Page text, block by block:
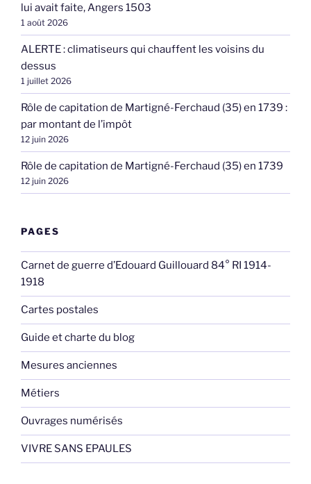
lui avait faite, Angers 1503
1 août 2026
ALERTE : climatiseurs qui chauffent les voisins du
dessus
1 juillet 2026
Rôle de capitation de Martigné-Ferchaud (35) en 1739 :
par montant de l’impôt
12 juin 2026
Rôle de capitation de Martigné-Ferchaud (35) en 1739
12 juin 2026
PAGES
Carnet de guerre d’Edouard Guillouard 84° RI 1914-
1918
Cartes postales
Guide et charte du blog
Mesures anciennes
Métiers
Ouvrages numérisés
VIVRE SANS EPAULES